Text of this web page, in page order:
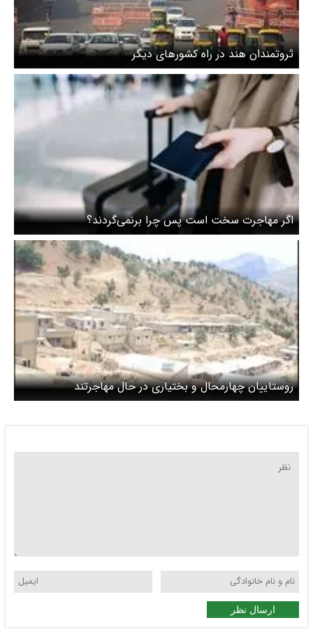
ثروتمندان هند در راه کشورهای دیگر
اگر مهاجرت سخت است پس چرا برنمی‌گردند؟
روستاییان چهارمحال و بختیاری در حال مهاجرتند
ارسال نظر